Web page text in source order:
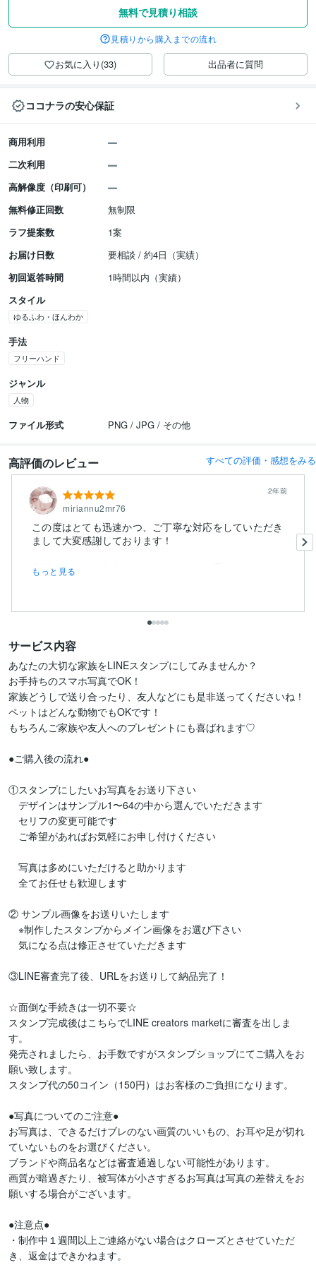
無料で見積り相談
見積りから購入までの流れ
お気に入り(33) 出品者に質問
ココナラの安心保証
商用利用
二次利用
高解像度（印刷可）
無料修正回数
無制限
ラフ提案数
1案
お届け日数
要相談 / 約4日（実績）
初回返答時間
1時間以内（実績）
スタイル
ゆるふわ・ほんわか
手法
フリーハンド
ジャンル
人物
ファイル形式 PNG / JPG / その他
高評価のレビュー すべての評価・感想をみる
miriannu2mr76
2年前
この度はとても迅速かつ、ご丁寧な対応をしていただき
まして大変感謝しております！
依頼をさせていただいてからこんなにも早...
もっと見る
サービス内容
あなたの大切な家族をLINEスタンプにしてみませんか？
お手持ちのスマホ写真でOK！
家族どうしで送り合ったり、友人などにも是非送ってくださいね！
ペットはどんな動物でもOKです！
もちろんご家族や友人へのプレゼントにも喜ばれます♡
●ご購入後の流れ●
①スタンプにしたいお写真をお送り下さい
デザインはサンプル1〜64の中から選んでいただきます
セリフの変更可能です
ご希望があればお気軽にお申し付けください
写真は多めにいただけると助かります
全てお任せも歓迎します
② サンプル画像をお送りいたします
※制作したスタンプからメイン画像をお選び下さい
気になる点は修正させていただきます
③LINE審査完了後、URLをお送りして納品完了！
☆面倒な手続きは一切不要☆
スタンプ完成後はこちらでLINE creators marketに審査を出しま
す。
発売されましたら、お手数ですがスタンプショップにてご購入をお
願い致します。
スタンプ代の50コイン（150円）はお客様のご負担になります。
●写真についてのご注意●
お写真は、できるだけブレのない画質のいいもの、お耳や足が切れ
ていないものをお選びください。
ブランドや商品名などは審査通過しない可能性があります。
画質が暗過ぎたり、被写体が小さすぎるお写真は写真の差替えをお
願いする場合がございます。
●注意点●
・制作中１週間以上ご連絡がない場合はクローズとさせていただ
き、返金はできかねます。